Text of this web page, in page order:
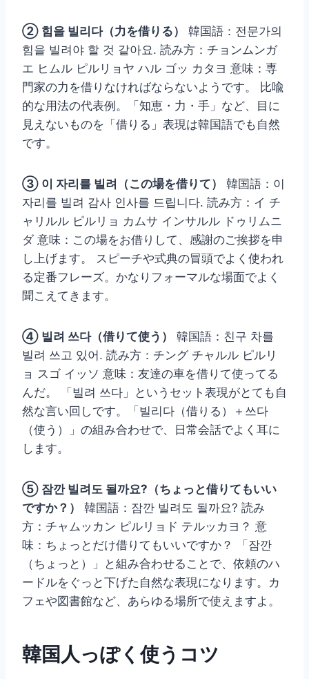
② 힘을 빌리다（力を借りる）
韓国語：전문가의
힘을 빌려야 할 것 같아요. 読み方：チョンムンガ
エ ヒムル ピルリョヤ ハル ゴッ カタヨ 意味：専
門家の力を借りなければならないようです。 比喩
的な用法の代表例。「知恵・力・手」など、目に
見えないものを「借りる」表現は韓国語でも自然
です。
③ 이 자리를 빌려（この場を借りて）
韓国語：이
자리를 빌려 감사 인사를 드립니다. 読み方：イ チ
ャリルル ピルリョ カムサ インサルル ドゥリムニ
ダ 意味：この場をお借りして、感謝のご挨拶を申
し上げます。 スピーチや式典の冒頭でよく使われ
る定番フレーズ。かなりフォーマルな場面でよく
聞こえてきます。
④ 빌려 쓰다（借りて使う）
韓国語：친구 차를
빌려 쓰고 있어. 読み方：チング チャルル ピルリ
ョ スゴ イッソ 意味：友達の車を借りて使ってる
んだ。 「빌려 쓰다」というセット表現がとても自
然な言い回しです。「빌리다（借りる）＋쓰다
（使う）」の組み合わせで、日常会話でよく耳に
します。
⑤ 잠깐 빌려도 될까요?（ちょっと借りてもいい
ですか？）
韓国語：잠깐 빌려도 될까요? 読み
方：チャムッカン ピルリョド テルッカヨ？ 意
味：ちょっとだけ借りてもいいですか？ 「잠깐
（ちょっと）」と組み合わせることで、依頼のハ
ードルをぐっと下げた自然な表現になります。カ
フェや図書館など、あらゆる場所で使えますよ。
韓国人っぽく使うコツ